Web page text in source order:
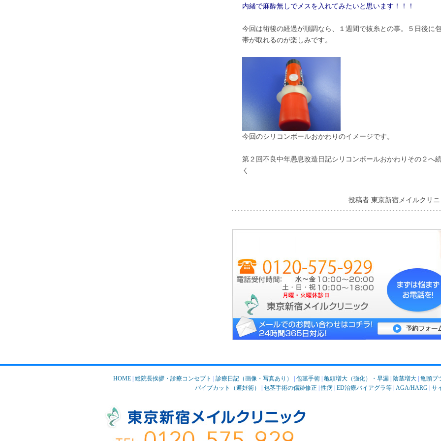
内緒で麻酔無しでメスを入れてみたいと思います！！！
今回は術後の経過が順調なら、１週間で抜糸との事。５日後に
帯が取れるのが楽しみです。
今回のシリコンボールおかわりのイメージです。
第２回不良中年愚息改造日記シリコンボールおかわりその２へ
く
投稿者 東京新宿メイルクリニ
HOME| 総院長挨拶・診療コンセプト 診療日記（画像・写真あり） 包茎手術| 亀頭増大（強化）・早漏| 陰茎増大| 亀頭ブ
パイプカット（避妊術）
包茎手術の傷跡修正 性病| ED治療バイアグラ等| AGA/HARG サ